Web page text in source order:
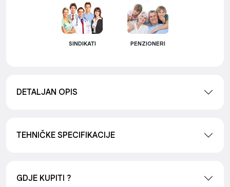
SINDIKATI PENZIONERI
DETALJAN OPIS
TEHNIČKE SPECIFIKACIJE
GDJE KUPITI ?